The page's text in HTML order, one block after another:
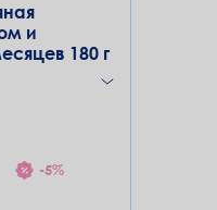
и
180 г
-5%